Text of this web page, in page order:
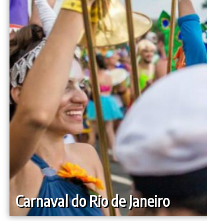
Carnaval do Rio de Janeiro